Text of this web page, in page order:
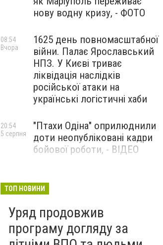
нову водну кризу, - ФОТО
1625 день повномасштабної
війни. Палає Ярославський
НПЗ. У Києві триває
ліквідація наслідків
російської атаки на
українські логістичні хаби
08:54
Вчора
"Птахи Одіна" оприлюднили
доти неопубліковані кадри
бойової роботи, - ВІДЕО
20:54
5 серпня
Бєдняков зіграє тата
новому українському
фільмі, - ФОТО
5 серпня
ТОП НОВИНИ
Уряд продовжив
програму догляду за